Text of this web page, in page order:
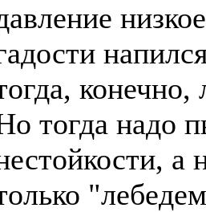
тогда надо
а